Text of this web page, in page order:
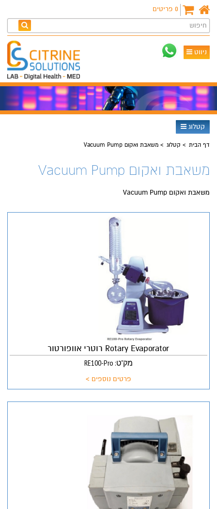
0 פריטים
חיפוש
ניווט
קטלוג
דף הבית קטלוג משאבת ואקום Vacuum Pump
משאבת ואקום Vacuum Pump
משאבת ואקום Vacuum Pump
Rotary Evaporator רוטרי אוופורטור
מק"ט: RE100-Pro
פרטים נוספים >